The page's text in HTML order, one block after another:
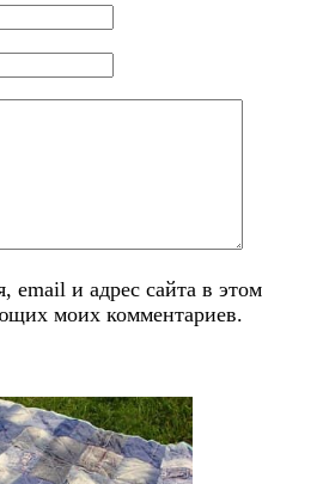
email и адрес сайта в этом
моих комментариев.